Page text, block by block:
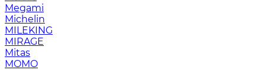
Megami
Michelin
MILEKING
MIRAGE
Mitas
MOMO